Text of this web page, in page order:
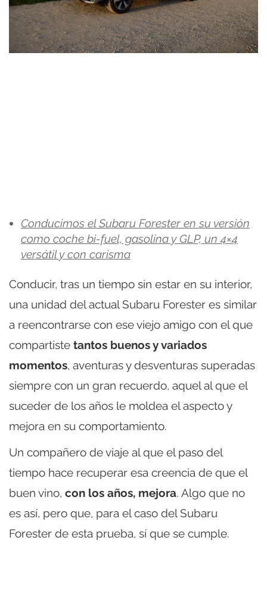
Conducimos el Subaru Forester en su versión
como coche bi-fuel, gasolina y GLP, un 4×4
versátil y con carisma
Conducir, tras un tiempo sin estar en su interior,
una unidad del actual Subaru Forester es similar
a reencontrarse con ese viejo amigo con el que
compartiste tantos buenos y variados
momentos, aventuras y desventuras superadas
siempre con un gran recuerdo, aquel al que el
suceder de los años le moldea el aspecto y
mejora en su comportamiento.
Un compañero de viaje al que el paso del
tiempo hace recuperar esa creencia de que el
buen vino, con los años, mejora. Algo que no
es así, pero que, para el caso del Subaru
Forester de esta prueba, sí que se cumple.